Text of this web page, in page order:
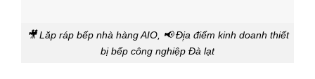
🎥 Lăp ráp bếp nhà hàng AIO, 📢 Đị̣a điểm kinh doanh thiết
bị bếp công nghiệp Đà lạt